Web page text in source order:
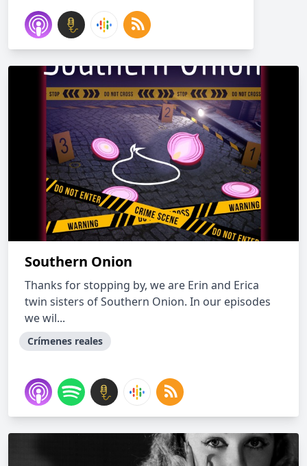
Southern Onion
Thanks for stopping by, we are Erin and Erica
twin sisters of Southern Onion. In our episodes
we wil...
Crímenes reales